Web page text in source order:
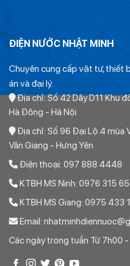
Tê hdpe siết zoănghoặc ba
Dùng để chia tới 2 đường
Tê thu hdpe siết zoăng
zoăng. Dùng để chia tới 1
Măng sông ren ngoài
ngoài ép zoăng. Dùng để kết
ví dụ như máy bơm
Măng sông ren trong
trong ép zoăng. Dùng để kết
ngoài ví dụ như Phao cơ
Đai khởi thủy hdpe. Dùng
ĐIỆN NƯỚC NHẬT MINH
Chuyên cung cấp vật tư, thiết
án và đại lý.
Địa chỉ: Số 42 Dãy D11 Khu
Hà Đông - Hà Nội
Địa chỉ: Số 96 Đại Lộ 4 mùa
Văn Giang - Hưng Yên
Điện thoại: 097 888 4448
KTBH MS Ninh: 0976 315
KTBH MS Giang: 0975 433
Email:
Các ngày trong tuần Từ 7h00 -